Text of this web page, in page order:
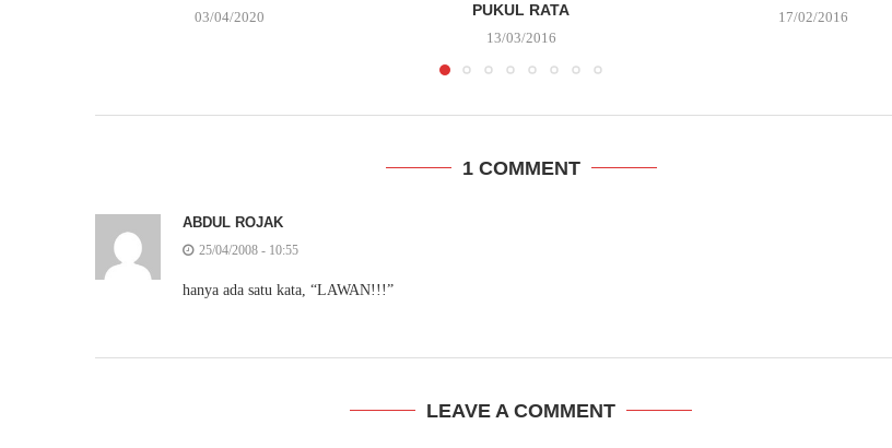
03/04/2020
PUKUL RATA
13/03/2016
17/02/2016
1 COMMENT
ABDUL ROJAK
25/04/2008 - 10:55
hanya ada satu kata, “LAWAN!!!”
LEAVE A COMMENT